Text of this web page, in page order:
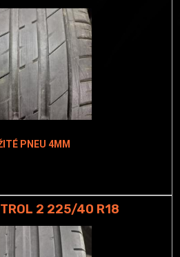
PNEU 4MM
2 225/40 R18